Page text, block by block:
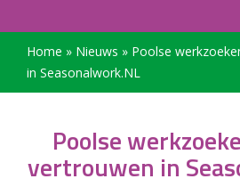
Home » Nieuws » Poolse
in Seasonalwork.NL
Poolse
vertrouwen in